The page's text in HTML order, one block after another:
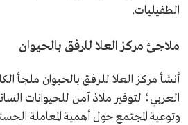
الطفيليات.
ملاجئ مركز العلا للرفق بالحيوان
أنشأ مركز العلا للرفق بالحيوان ملجأ
العربي؛ لتوفير ملاذ آمن للحيوانات
وتوعية المجتمع حول أهمية المعاملة